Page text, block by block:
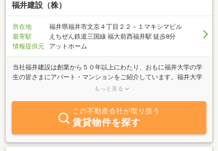
福井建設（株）
所在地
福井県福井市文京４丁目２２－１マキシマビル
最寄駅
えちぜん鉄道三国線 福大前西福井駅 徒歩8分
情報提供元
アットホーム
当社福井建設は創業から５０年以上にわたり、おもに福井大学の学
生の皆さまにアパート・マンションをご紹介しています。福井大学
周辺をはじめ、文京、大宮、二の宮地区に３００戸以上もの学生ア
井大学文京キャンパスの正門からまっすぐ１本徒歩約５分でお越し
いただけます。お気軽にご来店ください。当社ホームページでは、
地域の物件情報を地図で探せるほか、先輩学生さんに聞いたお部屋
探しのポイント、ご契約までの流れなど、はじめてお部屋探しをさ
れる新入学生の皆さまのお役に立つ情報満載です！ぜひアクセスし
もっと見る
この不動産会社が取り扱う
賃貸物件を探す